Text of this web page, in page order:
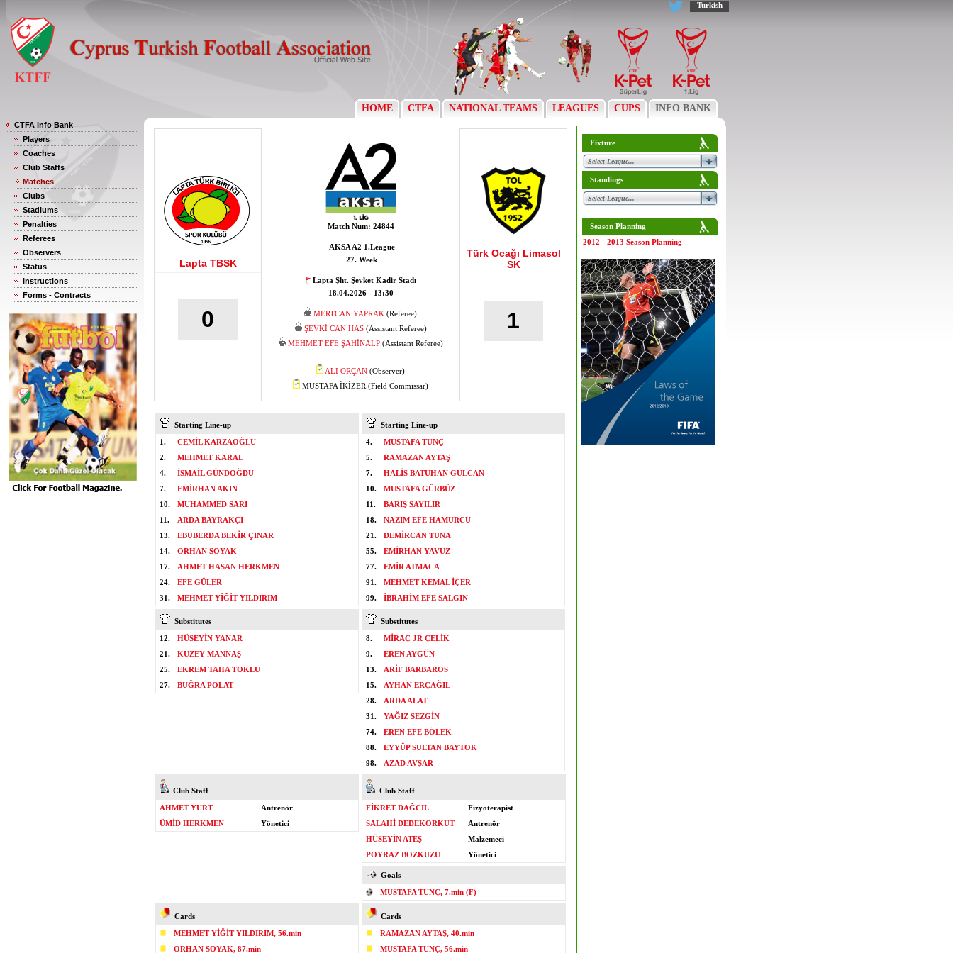
Turkish
HOME CTFA NATIONAL TEAMS LEAGUES CUPS INFO BANK
CTFA Info Bank
Players
Coaches
Club Staffs
Matches
Clubs
Stadiums
Penalties
Referees
Observers
Status
Instructions
Forms - Contracts
Lapta TBSK
0
Match Num: 24844
AKSA A2 1.League
27. Week
Lapta Şht. Şevket Kadir Stadı
18.04.2026 - 13:30
MERTCAN YAPRAK (Referee)
ŞEVKİ CAN HAS(Assistant Referee)
MEHMET EFE ŞAHİNALP(Assistant Referee)
ALİ ORÇAN (Observer)
MUSTAFA İKİZER (Field Commissar)
Türk Ocağı Limasol
SK
1
Starting Line-up
1.
CEMİL KARZAOĞLU
2.
MEHMET KARAL
4.
İSMAİL GÜNDOĞDU
7.
EMİRHAN AKIN
10.
MUHAMMED SARI
11.
ARDA BAYRAKÇI
13.
EBUBERDA BEKİR ÇINAR
14.
ORHAN SOYAK
17.
AHMET HASAN HERKMEN
24.
EFE GÜLER
31.
MEHMET YİĞİT YILDIRIM
Starting Line-up
4.
MUSTAFA TUNÇ
5.
RAMAZAN AYTAŞ
7.
HALİS BATUHAN GÜLCAN
10.
MUSTAFA GÜRBÜZ
11.
BARIŞ SAYILIR
18.
NAZIM EFE HAMURCU
21.
DEMİRCAN TUNA
55.
EMİRHAN YAVUZ
77.
EMİR ATMACA
91.
MEHMET KEMAL İÇER
99.
İBRAHİM EFE SALGIN
Substitutes
12.
HÜSEYİN YANAR
21.
KUZEY MANNAŞ
25.
EKREM TAHA TOKLU
27.
BUĞRA POLAT
Substitutes
8.
MİRAÇ JR ÇELİK
9.
EREN AYGÜN
13.
ARİF BARBAROS
15.
AYHAN ERÇAĞIL
28.
ARDA ALAT
31.
YAĞIZ SEZGİN
74.
EREN EFE BÖLEK
88.
EYYÜP SULTAN BAYTOK
98.
AZAD AVŞAR
Club Staff
AHMET YURT
Antrenör
ÜMİD HERKMEN
Yönetici
Club Staff
FİKRET DAĞCIL
Fizyoterapist
SALAHİ DEDEKORKUT
Antrenör
HÜSEYİN ATEŞ
Malzemeci
POYRAZ BOZKUZU
Yönetici
Goals
MUSTAFA TUNÇ, 7.min (F)
Cards
MEHMET YİĞİT YILDIRIM, 56.min
ORHAN SOYAK, 87.min
Cards
RAMAZAN AYTAŞ, 40.min
MUSTAFA TUNÇ, 56.min
Fixture
Standings
Season Planning
2012 - 2013 Season Planning